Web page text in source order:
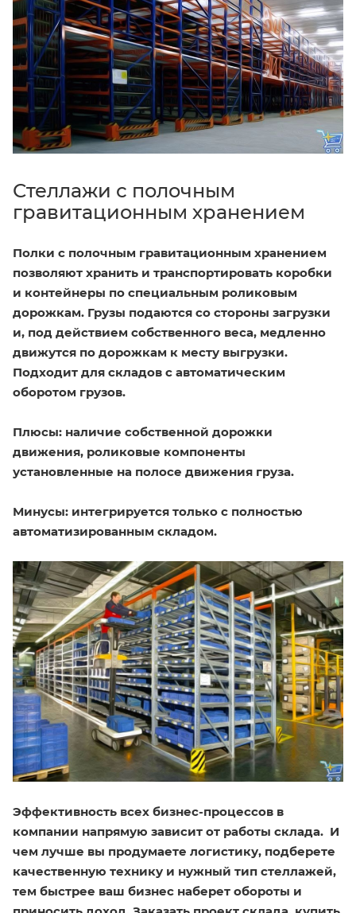
Стеллажи с полочным
гравитационным хранением
Полки с полочным гравитационным хранением
позволяют хранить и транспортировать коробки
и контейнеры по специальным роликовым
дорожкам. Грузы подаются со стороны загрузки
и, под действием собственного веса, медленно
движутся по дорожкам к месту выгрузки.
Подходит для складов с автоматическим
оборотом грузов.
Плюсы: наличие собственной дорожки
движения, роликовые компоненты
установленные на полосе движения груза.
Минусы: интегрируется только с полностью
автоматизированным складом.
Эффективность всех бизнес-процессов в
компании напрямую зависит от работы склада. И
чем лучше вы продумаете логистику, подберете
качественную технику и нужный тип стеллажей,
тем быстрее ваш бизнес наберет обороты и